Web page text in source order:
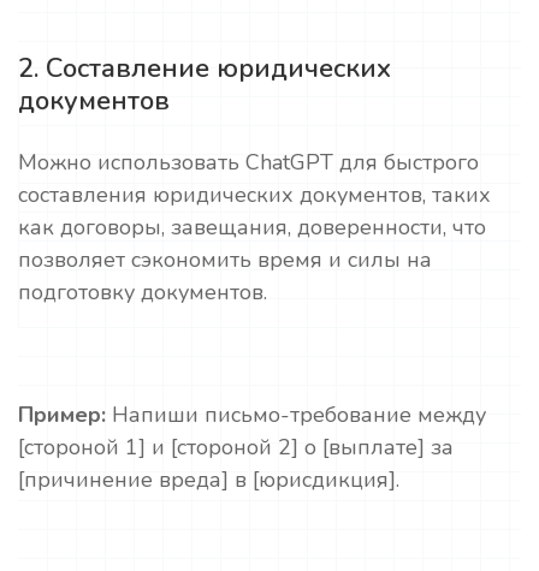
2. Составление юридических
документов
Можно использовать ChatGPT для быстрого
составления юридических документов, таких
как договоры, завещания, доверенности, что
позволяет сэкономить время и силы на
подготовку документов.
Пример: Напиши письмо-требование между
[стороной 1] и [стороной 2] о [выплате] за
[причинение вреда] в [юрисдикция].